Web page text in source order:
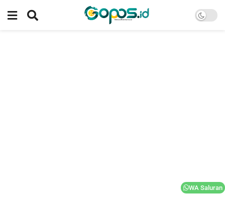
WA Saluran